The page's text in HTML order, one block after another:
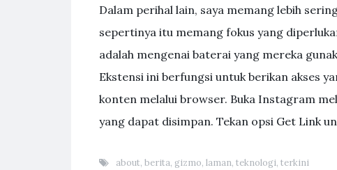
Dalam perihal lain, saya memang lebih
sepertinya itu memang fokus yang
adalah mengenai baterai yang mereka
Ekstensi ini berfungsi untuk berikan akses
konten melalui browser. Buka Instagram
yang dapat disimpan. Tekan opsi Get Link
about, berita, gizmo, laman, teknologi, terkini